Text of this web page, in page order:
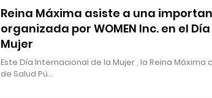
Reina Máxima asiste a una
organizada por WOMEN Inc. en el
Mujer
Este Día Internacional de la Mujer , la Reina Máxima
de Salud Pú…